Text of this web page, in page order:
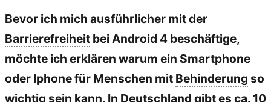
Bevor ich mich ausführlicher mit der
Barrierefreiheit bei Android 4 beschäftige,
möchte ich erklären warum ein Smartphone
oder Iphone für Menschen mit Behinderung so
wichtig sein kann. In Deutschland gibt es ca. 10